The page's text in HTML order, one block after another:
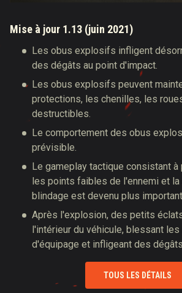
Mise à jour 1.13 (juin 2021)
Les obus explosifs infligent
des dégâts au point d'impact.
Les obus explosifs peuvent
protections, les chenilles, les
destructibles.
Le comportement des obus
prévisible.
Le gameplay tactique consistant à
les points faibles de l'ennemi et
blindage est devenu plus
Après l'explosion, des petits
l'intérieur du véhicule, blessant
d'équipage et infligeant des
TOUS LES DÉTAILS